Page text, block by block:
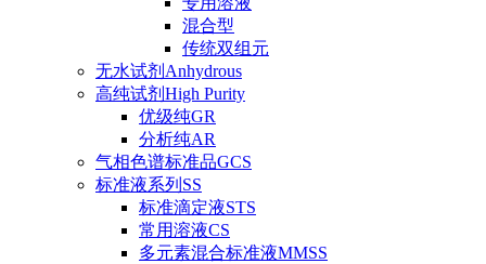
混合型
传统双组元
无水试剂Anhydrous
高纯试剂High Purity
优级纯GR
分析纯AR
气相色谱标准品GCS
标准液系列SS
标准滴定液STS
常用溶液CS
多元素混合标准液MMSS